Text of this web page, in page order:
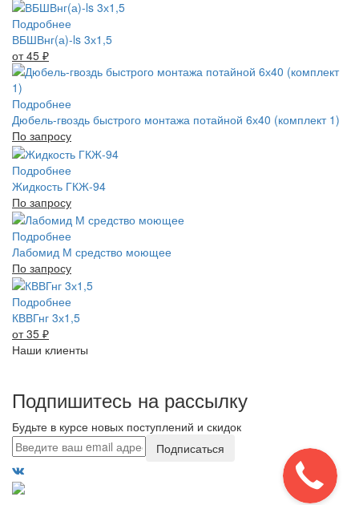
Подробнее
ВБШВнг(а)-ls 3х1,5
от 45 ₽
Подробнее
Дюбель-гвоздь быстрого монтажа потайной 6х40 (комплект 1)
По запросу
Подробнее
Жидкость ГКЖ-94
По запросу
Подробнее
Лабомид М средство моющее
По запросу
Подробнее
КВВГнг 3х1,5
от 35 ₽
Наши клиенты
Подпишитесь на рассылку
Будьте в курсе новых поступлений и скидок
Подписаться